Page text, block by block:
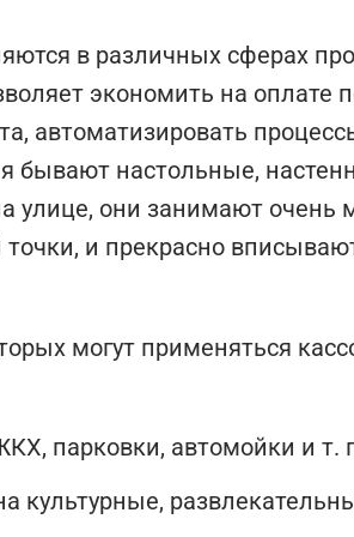
в различных сферах
экономить на оплате
автоматизировать
бывают настольные,
улице, они занимают очень
и прекрасно
могут применяться
парковки, автомойки и т.
культурные,